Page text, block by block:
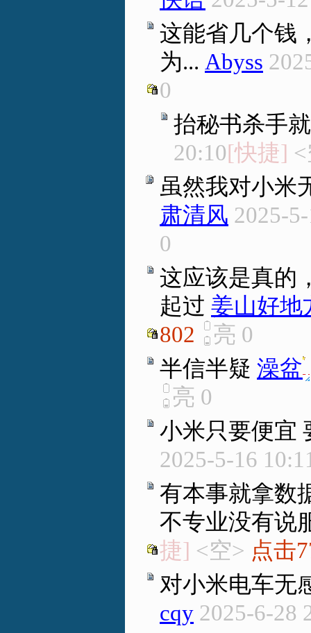
这能省几个钱
为... Abyss
0
抬秘书杀手
20:10[快捷]
虽然我对小米
肃清风 2025-
0
这应该是真的
起过 姜山好地
802
亮 0
半信半疑 澡盆.
亮 0
小米只要便宜
2025-5-16
有本事就拿数
不专业没有说
捷] <空> 点击
对小米电车无
cqy 2025-6-28